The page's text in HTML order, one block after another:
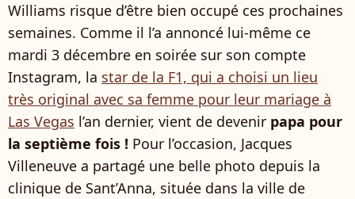
Williams risque d’être bien occupé ces prochaines
semaines. Comme il l’a annoncé lui-même ce
mardi 3 décembre en soirée sur son compte
Instagram, la star de la F1, qui a choisi un lieu
très original avec sa femme pour leur mariage à
Las Vegas l’an dernier, vient de devenir papa pour
la septième fois ! Pour l’occasion, Jacques
Villeneuve a partagé une belle photo depuis la
clinique de Sant’Anna, située dans la ville de